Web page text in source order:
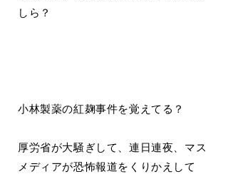
しら？
小林製薬の紅麹事件を覚えてる？
厚労省が大騒ぎして、連日連夜、マス
メディアが恐怖報道をくりかえして